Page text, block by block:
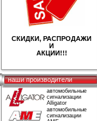
СКИДКИ, РАСПРОДАЖИ
И
АКЦИИ!!!
наши производители
автомобильные
сигнализации
Alligator
автомобильные
сигнализации